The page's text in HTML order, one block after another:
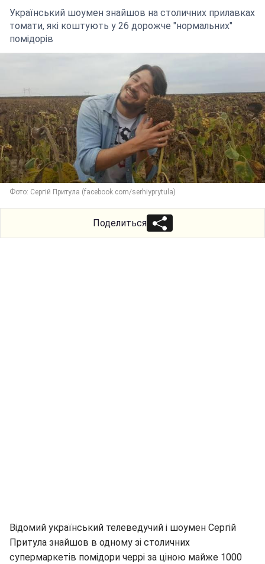
Український шоумен знайшов на столичних прилавках
томати, які коштують у 26 дорожче "нормальних"
помідорів
Фото: Сергій Притула (facebook.com/serhiyprytula)
Поделиться
Відомий український телеведучий і шоумен Сергій
Притула знайшов в одному зі столичних
супермаркетів помідори черрі за ціною майже 1000